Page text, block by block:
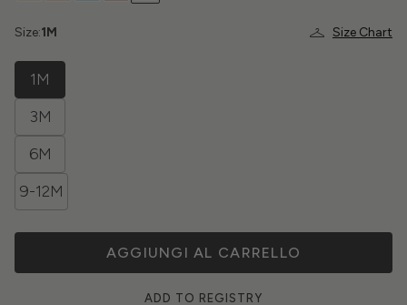
Size Chart
Size:1M
1M
3M
6M
9-12M
AGGIUNGI AL CARRELLO
ADD TO REGISTRY